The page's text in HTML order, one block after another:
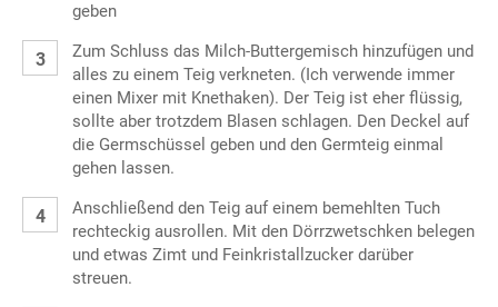
geben
Zum Schluss das Milch-Buttergemisch hinzufügen und
alles zu einem Teig verkneten. (Ich verwende immer
einen Mixer mit Knethaken). Der Teig ist eher flüssig,
sollte aber trotzdem Blasen schlagen. Den Deckel auf
die Germschüssel geben und den Germteig einmal
gehen lassen.
Anschließend den Teig auf einem bemehlten Tuch
rechteckig ausrollen. Mit den Dörrzwetschken belegen
und etwas Zimt und Feinkristallzucker darüber
streuen.